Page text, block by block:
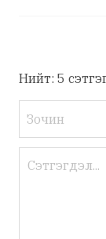
Нийт: 5